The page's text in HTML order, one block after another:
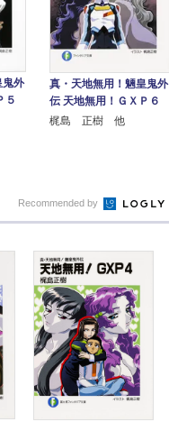
鬼外
５
真・天地無用！魎皇鬼外
伝 天地無用！ＧＸＰ６
梶島 正樹 他
Recommended by